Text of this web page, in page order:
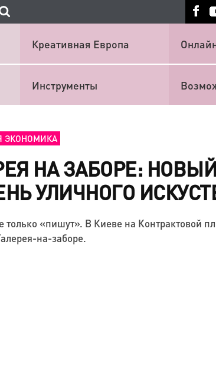
Креативная Европа
Инструменты
ЭКОНОМИКА
НА ЗАБОРЕ:
УЛИЧНОГО
только «пишут». В Киеве на Контрактовой
на-заборе.